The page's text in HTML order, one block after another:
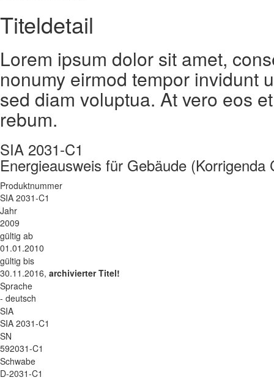
Titeldetail
Lorem ipsum dolor sit amet,
nonumy eirmod tempor invidunt
sed diam voluptua. At vero eos
rebum.
SIA 2031-C1
Energieausweis für Gebäude (Korrigenda
Produktnummer
SIA 2031-C1
Jahr
2009
gültig ab
01.01.2010
gültig bis
30.11.2016, archivierter Titel!
Sprache
- deutsch
SIA
SIA 2031-C1
SN
592031-C1
Schwabe
D-2031-C1